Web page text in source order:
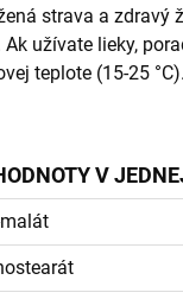
strava a zdravý
Ak užívate lieky,
teplote (15-25
V